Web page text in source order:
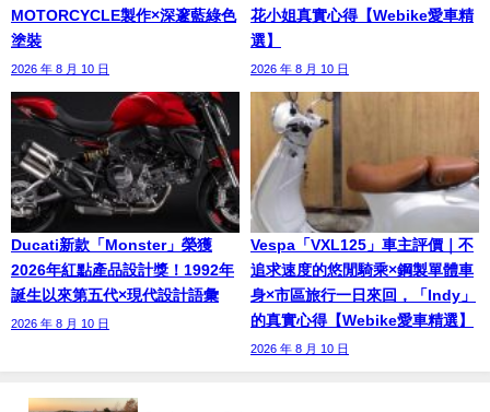
MOTORCYCLE製作×深邃藍綠色
塗裝
2026 年 8 月 10 日
花小姐真實心得【Webike愛車精
選】
2026 年 8 月 10 日
Ducati新款「Monster」榮獲
2026年紅點產品設計獎！1992年
誕生以來第五代×現代設計語彙
2026 年 8 月 10 日
Vespa「VXL125」車主評價｜不
追求速度的悠閒騎乘×鋼製單體車
身×市區旅行一日來回，「Indy」
的真實心得【Webike愛車精選】
2026 年 8 月 10 日